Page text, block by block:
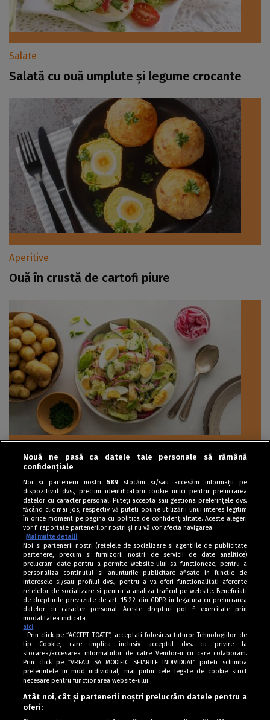
Salate
Salată cu ouă umplute și legume crocante
Aperitive
Ouă în crustă de cartofi piure
Salate
Salată de cartofi cu ouă fierte și ceapă roșie
murată
Tag index
Program Antena 1
Nouă ne pasă ca datele tale personale să rămână
confidențiale
Noi și partenerii noștri 589 stocăm și/sau accesăm informații pe
dispozitivul dvs., precum identificatorii cookie unici pentru prelucrarea
datelor cu caracter personal. Puteți accepta sau gestiona preferințele dvs.
făcând clic mai jos, respectiv vă puteți opune utilizării unui interes legitim
în orice moment pe pagina cu politica de confidențialitate. Aceste alegeri
vor fi raportate partenerilor noștri și nu vă vor afecta navigarea.
Mai multe detalii
Noi si partenerii nostri (retelele de socializare si agentiile de publicitate
partenere, precum si furnizorii nostri de servicii de date analitice)
prelucram date pentru a permite website-ului sa functioneze, pentru a
personaliza continutul si anunturile publicitare afisate in functie de
interesele si/sau profilul dvs., pentru a va oferi functionalitati aferente
retelelor de socializare si pentru a analiza traficul pe website. Beneficiati
de drepturile prevazute de art. 15-22 din GDPR in legatura cu prelucrarea
datelor cu caracter personal. Aceste drepturi pot fi exercitate prin
modalitatea indicata
aici
. Prin click pe “ACCEPT TOATE”, acceptati folosirea tuturor Tehnologiilor de
tip Cookie, care implica inclusiv acceptul dvs. cu privire la
stocarea/accesarea informatiilor de catre Vendor-ii cu care colaboram.
Prin click pe “VREAU SA MODIFIC SETARILE INDIVIDUAL” puteti schimba
preferintele in mod individual, mai putin cele legate de cookie strict
necesare pentru functionarea website-ului.
Atât noi, cât și partenerii noștri prelucrăm datele pentru a
oferi: